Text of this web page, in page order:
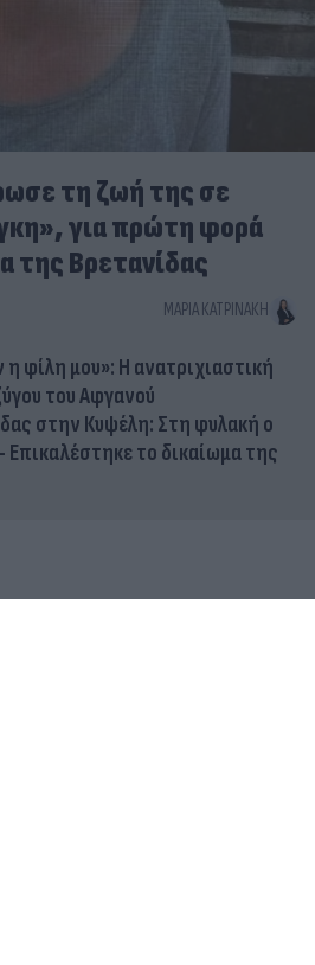
τη ζωή της σε
για πρώτη φορά
της Βρετανίδας
ΜΑΡΊΑ ΚΑΤΡΙΝΆΚΗ
φίλη μου»: Η ανατριχιαστική
του Αφγανού
στην Κυψέλη: Στη φυλακή ο
το δικαίωμα της